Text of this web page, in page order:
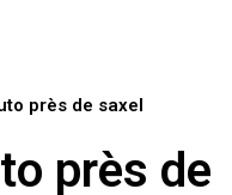
près de saxel
près de